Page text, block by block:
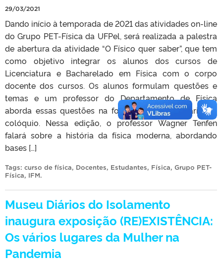
29/03/2021
Dando início à temporada de 2021 das atividades on-line
do Grupo PET-Física da UFPel, será realizada a palestra
de abertura da atividade “O Físico quer saber”, que tem
como objetivo integrar os alunos dos cursos de
Licenciatura e Bacharelado em Física com o corpo
docente dos cursos. Os alunos formulam questões e
temas e um professor do Departamento de Física
aborda essas questões na forma de um seminário ou
colóquio. Nessa edição, o professor Wagner Tenfen
falará sobre a história da física moderna, abordando
bases […]
Tags: curso de física, Docentes, Estudantes, Física, Grupo PET-
Física, IFM.
Museu Diários do Isolamento
inaugura exposição (RE)EXISTÊNCIA:
Os vários lugares da Mulher na
Pandemia